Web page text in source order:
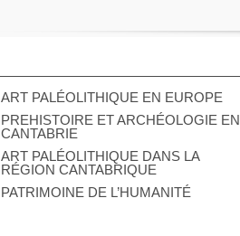
ART PALÉOLITHIQUE EN EUROPE
PREHISTOIRE ET ARCHÉOLOGIE EN
CANTABRIE
ART PALÉOLITHIQUE DANS LA
RÉGION CANTABRIQUE
PATRIMOINE DE L’HUMANITÉ